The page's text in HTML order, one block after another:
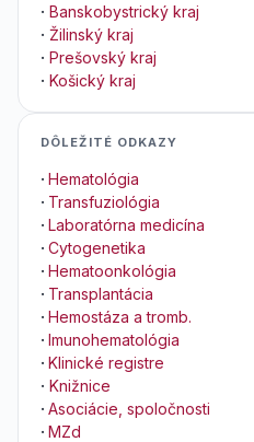
· Banskobystrický kraj
· Žilinský kraj
· Prešovský kraj
· Košický kraj
DÔLEŽITÉ ODKAZY
· Hematológia
· Transfuziológia
· Laboratórna medicína
· Cytogenetika
· Hematoonkológia
· Transplantácia
· Hemostáza a tromb.
· Imunohematológia
· Klinické registre
· Knižnice
· Asociácie, spoločnosti
· MZd